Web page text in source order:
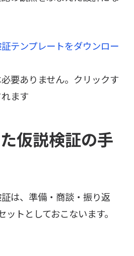
テンプレートをダウンロー
要ありません。クリックす
ます
仮説検証の手
は、準備・商談・振り返
トとしておこないます。